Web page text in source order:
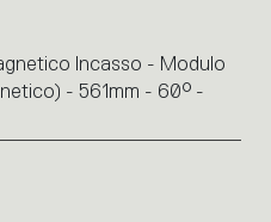
Incasso - Modulo
- 561mm - 60° -